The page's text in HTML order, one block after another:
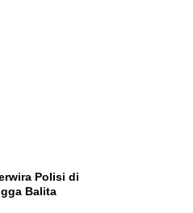
Polisi di
Balita